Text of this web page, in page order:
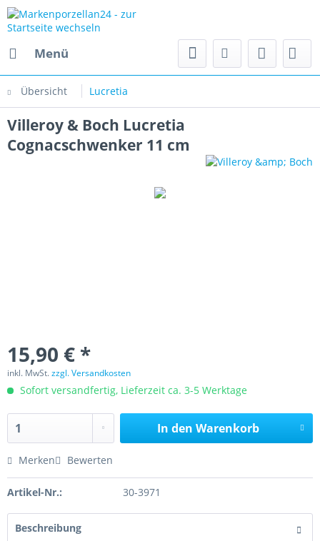
Menü
Übersicht Lucretia
Villeroy & Boch Lucretia
Cognacschwenker 11 cm
15,90 € *
inkl. MwSt.zzgl. Versandkosten
Sofort versandfertig, Lieferzeit ca. 3-5 Werktage
In den Warenkorb
Merken Bewerten
Artikel-Nr.: 30-3971
Beschreibung